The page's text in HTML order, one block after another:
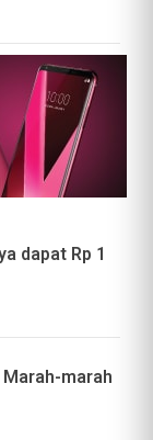
dapat Rp 1
marah